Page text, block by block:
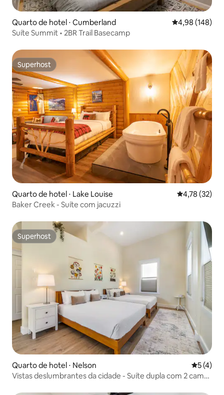
Quarto de hotel ⋅ Cumberland 4,98 de uma
4,98 (148)
Suíte Summit • 2BR Trail Basecamp
Superhost
Superhost
Quarto de hotel ⋅ Lake Louise 4,78 de uma
4,78 (32)
Baker Creek - Suíte com jacuzzi
Superhost
Superhost
Quarto de hotel ⋅ Nelson 5 de
5 (4)
Vistas deslumbrantes da cidade - Suíte dupla com 2 camas